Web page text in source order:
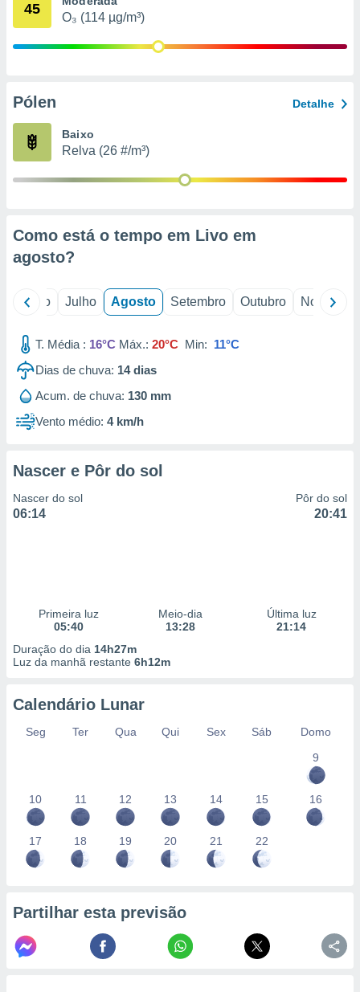
estudos
45
O₃ (114 µg/m³)
Pólen Detalhe
Baixo
Relva (26 #/m³)
Como está o tempo em Livo em
agosto?
Junho Julho Agosto Setembro Outubro Novembro
T. Média : 16°C Máx.: 20°C Min: 11°C
Dias de chuva: 14dias
Acum. de chuva: 130 mm
Vento médio: 4 km/h
Nascer e Pôr do sol
Nascer do sol
06:14
Pôr do sol
20:41
Primeira luz
05:40
Meio-dia
13:28
Última luz
21:14
Duração do dia 14h27m
Luz da manhã restante 6h12m
Calendário Lunar
Seg Ter Qua Qui Sex Sáb
Domo
9
10 11 12 13 14 15 16
17 18 19 20 21 22
Partilhar esta previsão